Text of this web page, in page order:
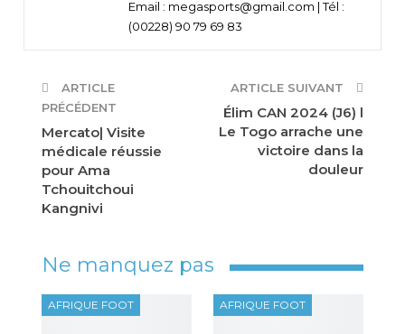
Email : megasports@gmail.com | Tél :
(00228) 90 79 69 83
ARTICLE
PRÉCÉDENT
Mercato| Visite
médicale réussie
pour Ama
Tchouitchoui
Kangnivi
ARTICLE SUIVANT
Élim CAN 2024 (J6) l
Le Togo arrache une
victoire dans la
douleur
Ne manquez pas
AFRIQUE FOOT AFRIQUE FOOT